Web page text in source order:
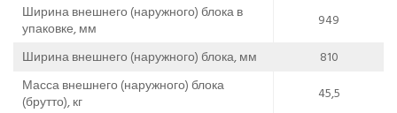
Ширина внешнего (наружного) блока в
упаковке, мм
949
Ширина внешнего (наружного) блока, мм
810
Масса внешнего (наружного) блока
(брутто), кг
45,5